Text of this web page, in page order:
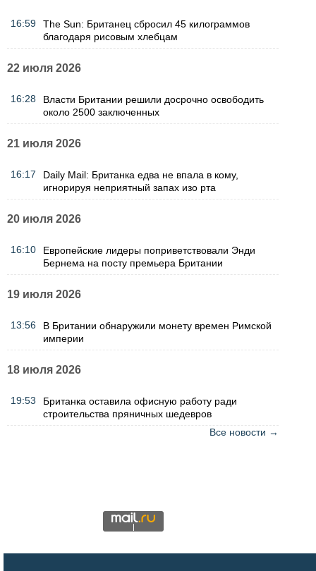
16:59
The Sun: Британец сбросил 45 килограммов
благодаря рисовым хлебцам
22 июля 2026
16:28
Власти Британии решили досрочно освободить
около 2500 заключенных
21 июля 2026
16:17
Daily Mail: Британка едва не впала в кому,
игнорируя неприятный запах изо рта
20 июля 2026
16:10
Европейские лидеры поприветствовали Энди
Бернема на посту премьера Британии
19 июля 2026
13:56
В Британии обнаружили монету времен Римской
империи
18 июля 2026
19:53
Британка оставила офисную работу ради
строительства пряничных шедевров
Все новости →